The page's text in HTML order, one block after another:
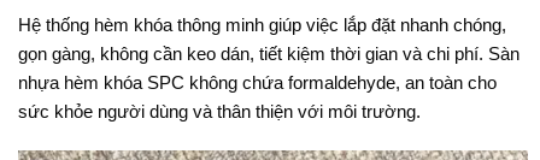
Hệ thống hèm khóa thông minh giúp việc lắp đặt nhanh chóng,
gọn gàng, không cần keo dán, tiết kiệm thời gian và chi phí. Sàn
nhựa hèm khóa SPC không chứa formaldehyde, an toàn cho
sức khỏe người dùng và thân thiện với môi trường.